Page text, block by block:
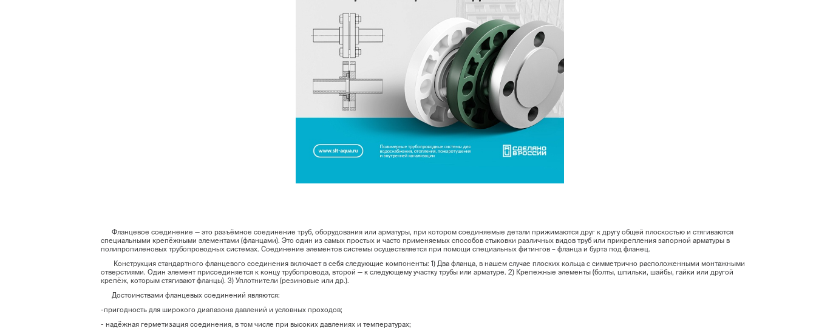
Фланцевое соединение — это разъёмное соединение труб, оборудования или арматуры, при котором соединяемые детали прижимаются друг к другу общей плоскостью и стягиваются
специальными крепёжными элементами (фланцами). Это один из самых простых и часто применяемых способов стыковки различных видов труб или прикрепления запорной арматуры в
полипропиленовых трубопроводных системах. Соединение элементов системы осуществляется при помощи специальных фитингов – фланца и бурта под фланец.
Конструкция стандартного фланцевого соединения включает в себя следующие компоненты: 1) Два фланца, в нашем случае плоских кольца с симметрично расположенными монтажными
отверстиями. Один элемент присоединяется к концу трубопровода, второй — к следующему участку трубы или арматуре. 2) Крепежные элементы (болты, шпильки, шайбы, гайки или другой
крепёж, которым стягивают фланцы). 3) Уплотнители (резиновые или др.).
Достоинствами фланцевых соединений являются:
-пригодность для широкого диапазона давлений и условных проходов;
- надёжная герметизация соединения, в том числе при высоких давлениях и температурах;